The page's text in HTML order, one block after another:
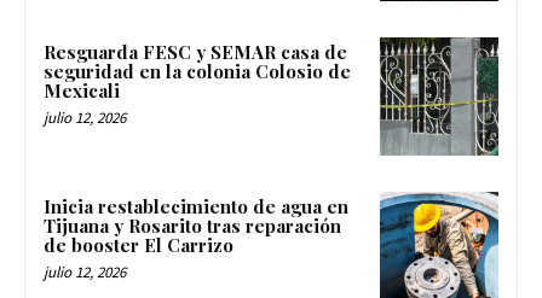
Resguarda FESC y SEMAR casa de
seguridad en la colonia Colosio de
Mexicali
julio 12, 2026
Inicia restablecimiento de agua en
Tijuana y Rosarito tras reparación
de booster El Carrizo
julio 12, 2026